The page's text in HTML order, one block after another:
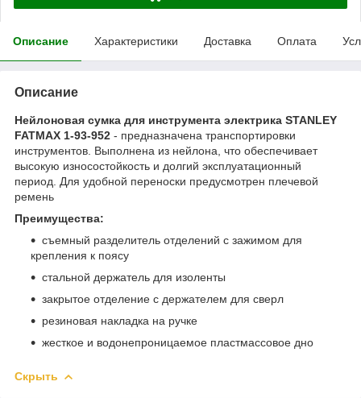
Описание Характеристики Доставка Оплата
Описание
Нейлоновая сумка для инструмента электрика STANLEY
FATMAX 1-93-952 - предназначена транспортировки
инструментов. Выполнена из нейлона, что обеспечивает
высокую износостойкость и долгий эксплуатационный
период. Для удобной переноски предусмотрен плечевой
ремень
Преимущества:
съемный разделитель отделений с зажимом для
крепления к поясу
стальной держатель для изоленты
закрытое отделение с держателем для сверл
резиновая накладка на ручке
жесткое и водонепроницаемое пластмассовое дно
Скрыть